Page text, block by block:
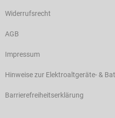
Widerrufsrecht
AGB
Impressum
Hinweise zur Elektroaltgeräte- &
Barrierefreiheitserklärung